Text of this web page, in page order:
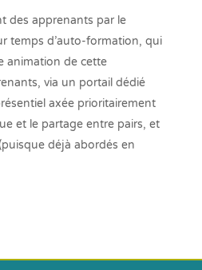
des apprenants par le
temps d’auto-formation, qui
animation de cette
via un portail dédié
axée prioritairement
et le partage entre pairs, et
déjà abordés en